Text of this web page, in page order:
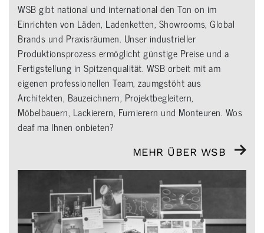
WSB gibt national und international den Ton on im
Einrichten von Läden, Ladenketten, Showrooms, Global
Brands und Praxisräumen. Unser industrieller
Produktionsprozess ermöglicht günstige Preise und a
Fertigstellung in Spitzenqualität. WSB orbeit mit am
eigenen professionellen Team, zaumgstöht aus
Architekten, Bauzeichnern, Projektbegleitern,
Möbelbauern, Lackierern, Furnierern und Monteuren. Wos
deaf ma Ihnen onbieten?
MEHR ÜBER WSB